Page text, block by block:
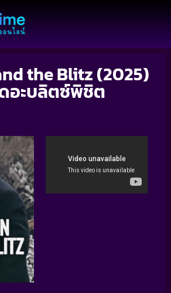
the Blitz (2025)
อะบลิตซ์พิชิต